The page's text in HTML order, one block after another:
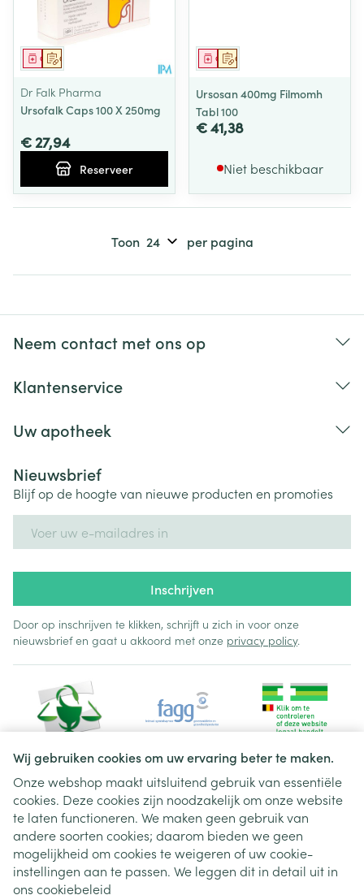
Wij gebruiken cookies om uw ervaring beter te maken.
Onze webshop maakt uitsluitend gebruik van essentiële
cookies. Deze cookies zijn noodzakelijk om onze website
te laten functioneren. We maken geen gebruik van
andere soorten cookies; daarom bieden we geen
mogelijkheid om cookies te weigeren of uw cookie-
instellingen aan te passen. We leggen dit in detail uit in
ons cookiebeleid
Op voorschrift
Geneesmiddel
Dr Falk Pharma
Ursofalk Caps 100 X 250mg
€ 27,94
Reserveer
Op voorschrift
Geneesmiddel
Ursosan 400mg Filmomh
Tabl 100
€ 41,38
Niet beschikbaar
Toon per pagina
Neem contact met ons op
Klantenservice
Uw apotheek
Nieuwsbrief
Blijf op de hoogte van nieuwe producten en promoties
Inschrijven
Door op inschrijven te klikken, schrijft u zich in voor onze
nieuwsbrief en gaat u akkoord met onze privacy policy.
Juridische links